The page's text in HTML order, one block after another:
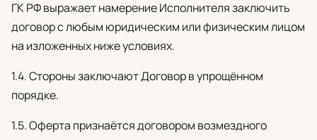
ГК РФ выражает намерение Исполнителя заключить
договор с любым юридическим или физическим лицом
на изложенных ниже условиях.
1.4. Стороны заключают Договор в упрощённом
порядке.
1.5. Оферта признаётся договором возмездного